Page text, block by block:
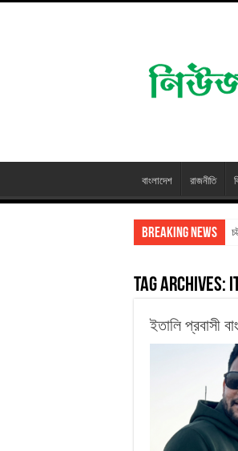
বাংলাদেশ রাজনীতি
Breaking News
Tag Archives:
ইতালি প্রবাসী